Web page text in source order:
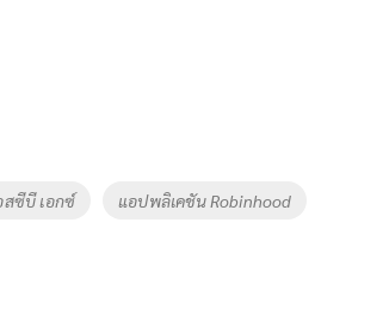
สซีบี เอกซ์ แอปพลิเคชัน Robinhood